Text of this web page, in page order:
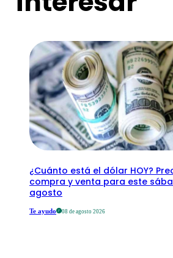
¿Cuánto está el dólar HOY?
compra y venta para este
agosto
Te ayudo 08 de agosto 2026